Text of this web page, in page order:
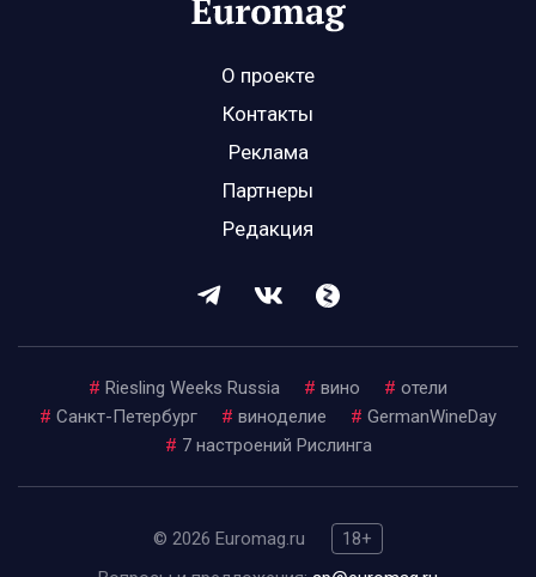
О проекте
Контакты
Реклама
Партнеры
Редакция
# Riesling Weeks Russia # вино # отели
# Санкт-Петербург # виноделие # GermanWineDay
# 7 настроений Рислинга
© 2026 Euromag.ru
18+